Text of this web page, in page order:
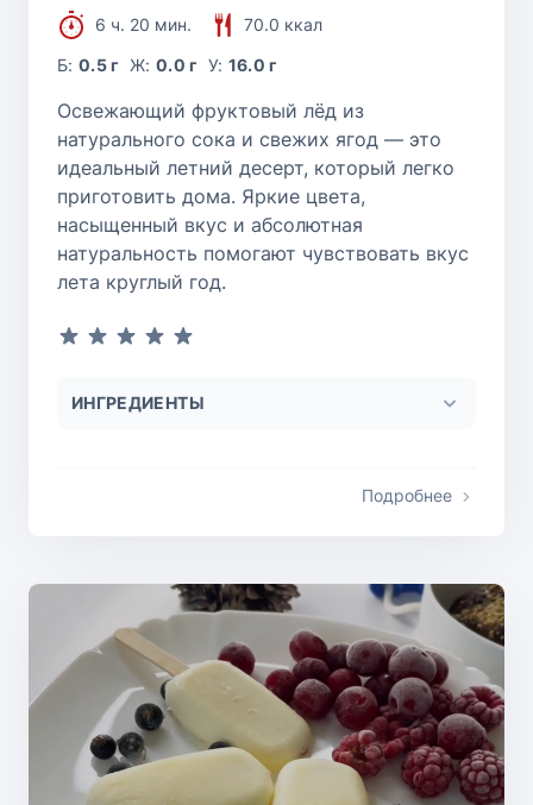
6 ч. 20 мин.
70.0 ккал
Б:0.5 г Ж: 0.0 г У: 16.0 г
Освежающий фруктовый лёд из
натурального сока и свежих ягод — это
идеальный летний десерт, который легко
приготовить дома. Яркие цвета,
насыщенный вкус и абсолютная
натуральность помогают чувствовать вкус
лета круглый год.
ИНГРЕДИЕНТЫ
Подробнее